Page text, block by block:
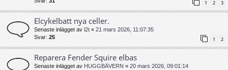
1 2 3
Elcykelbatt nya celler.
Senaste inlägget av l2t « 21 mars 2026, 11:07:35
Svar: 25 1 2
Reparera Fender Squire elbas
Senaste inlägget av HUGGBÄVERN « 20 mars 2026, 09:01:14